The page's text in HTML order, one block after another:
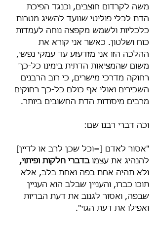
משה לקרדום חוצבים, וכנגד הפיכת
הדת לכלי פוליטי שנועד להשיג מטרות
כלכליות ולשמש מקפצה נוחה לעמדות
כוח ושלטון. כאשר אני קורא את
ההלכה הזו אני מזדעזע עד עמקי נפשי,
משום שהמציאות הדתית בימינו כל-כך
רחוקה מדרכי מישרים, כי רוב הרבנים
השכירים ואולי אף כולם כל-כך רחוקים
מרבים מיסודות הדת החשובים ביותר.
וכֹה דברי רבנו שם:
"אסור לאדם [=וכל שכן לרב או לדיין]
להנהיג את עצמו בדברי חלקות ופיתוי,
ולא תהיה אחת בפה ואחת בלב, אלא
תוכו כברו, והעניין שבלב הוא העניין
שבפה, ואסור לגנוב את דעת הבריות
ואפילו את דעת הגוי".